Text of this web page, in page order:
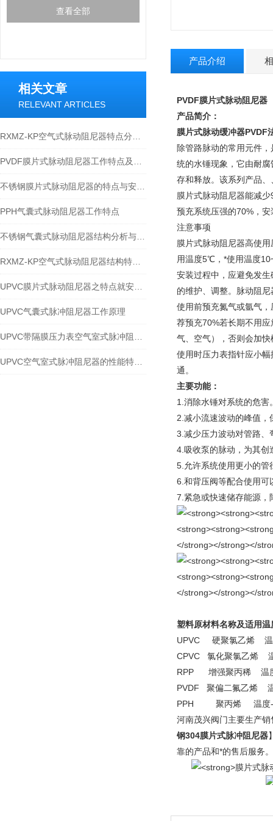
查看全部
相关文章
RELEVANT ARTICLES
PPH气囊式脉动阻尼器工作特点
UPVC气囊式脉冲阻尼器工作原理
产品介绍
PVDF膜片式脉动阻尼器
产品简介：
膜片式脉动缓冲器PVDF
除管路脉动的常用元件
统的水锤现象，它由耐
存和释放。该系列产品
膜片式脉动阻尼器能减
预充系统压强的70%，
注意事项
膜片式脉动阻尼器高使
用温度5℃，*使用温度
安装过程中，应避免发
的维护、调整。脉动阻
使用前预充氮气或氩气
荐预充70%若长期不用
气、空气），否则会加
使用时压力表指针应小
通。
主要功能：
1.消除水锤对系统的危害
2.减小流速波动的峰值
3.减少压力波动对管路、
4.吸收泵的脉动，为其创
5.允许系统使用更小的管
6.和背压阀等配合使用可
7.紧急或快速储存能源，
塑料原材料名称及适用温
UPVC 硬聚氯乙烯
CPVC 氯化聚氯乙烯
RPP 增强聚丙稀 温
PVDF 聚偏二氟乙烯
PPH 聚丙烯 温度-
河南茂兴阀门主要生产销
钢304膜片式脉冲阻尼器
靠的产品和*的售后服务